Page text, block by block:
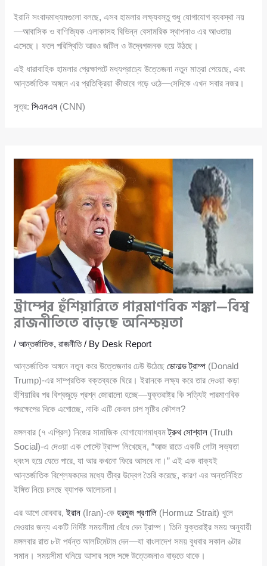
ইরানি সংবাদমাধ্যমগুলো বলছে, এসব হামলার লক্ষ্যবস্তু শুধু যোগাযোগ ব্যবস্থা নয়
—আবাসিক ও বাণিজ্যিক এলাকাসহ বিভিন্ন বেসামরিক স্থাপনাও এর আওতায়
এসেছে। ফলে পরিস্থিতি আরও জটিল ও উদ্বেগজনক হয়ে উঠছে।
এই ধারাবাহিক হামলার প্রেক্ষাপটে মধ্যপ্রাচ্যে উত্তেজনা নতুন মাত্রা পেয়েছে, এবং
আন্তর্জাতিক অঙ্গনে এর প্রতিক্রিয়া কীভাবে গড়ে ওঠে—সেদিকে এখন সবার নজর।
সূত্র:সিএনএন (CNN)
ট্রাম্পের হুঁশিয়ারিতে পারমাণবিক শঙ্কা—বিশ্ব
রাজনীতিতে বাড়ছে অনিশ্চয়তা
/আন্তর্জাতিক,রাজনীতি/ By Desk Report
আন্তর্জাতিক অঙ্গনে নতুন করে উত্তেজনার ঢেউ উঠেছেডোনাল্ড ট্রাম্প (Donald
Trump)-এর সাম্প্রতিক বক্তব্যকে ঘিরে। ইরানকে লক্ষ্য করে তার দেওয়া কড়া
হুঁশিয়ারির পর বিশ্বজুড়ে প্রশ্ন জোরালো হচ্ছে—যুক্তরাষ্ট্র কি সত্যিই পারমাণবিক
পদক্ষেপের দিকে এগোচ্ছে, নাকি এটি কেবল চাপ সৃষ্টির কৌশল?
মঙ্গলবার (৭ এপ্রিল) নিজের সামাজিক যোগাযোগমাধ্যমট্রুথ সোশ্যাল (Truth
Social)-এ দেওয়া এক পোস্টে ট্রাম্প লিখেছেন, “আজ রাতে একটি গোটা সভ্যতা
ধ্বংস হয়ে যেতে পারে, যা আর কখনো ফিরে আসবে না।” এই এক বাক্যই
আন্তর্জাতিক বিশ্লেষকদের মধ্যে তীব্র উদ্বেগ তৈরি করেছে, কারণ এর অন্তর্নিহিত
ইঙ্গিত নিয়ে চলছে ব্যাপক আলোচনা।
এর আগে রোববার,ইরান (Iran)-কেহরমুজ প্রণালি (Hormuz Strait) খুলে
দেওয়ার জন্য একটি নির্দিষ্ট সময়সীমা বেঁধে দেন ট্রাম্প। তিনি যুক্তরাষ্ট্র সময় অনুযায়ী
মঙ্গলবার রাত ৮টা পর্যন্ত আলটিমেটাম দেন—যা বাংলাদেশ সময় বুধবার সকাল ৬টার
সমান। সময়সীমা ঘনিয়ে আসার সঙ্গে সঙ্গে উত্তেজনাও বাড়তে থাকে।